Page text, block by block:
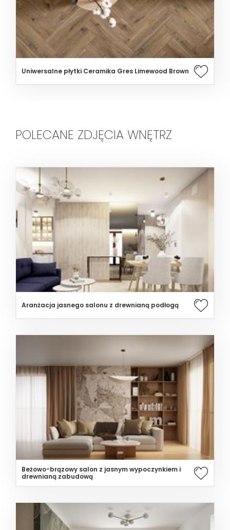
Uniwersalne płytki Ceramika Gres Limewood Brown
POLECANE ZDJĘCIA WNĘTRZ
Aranżacja jasnego salonu z drewnianą podłogą
Beżowo-brązowy salon z jasnym wypoczynkiem i
drewnianą zabudową